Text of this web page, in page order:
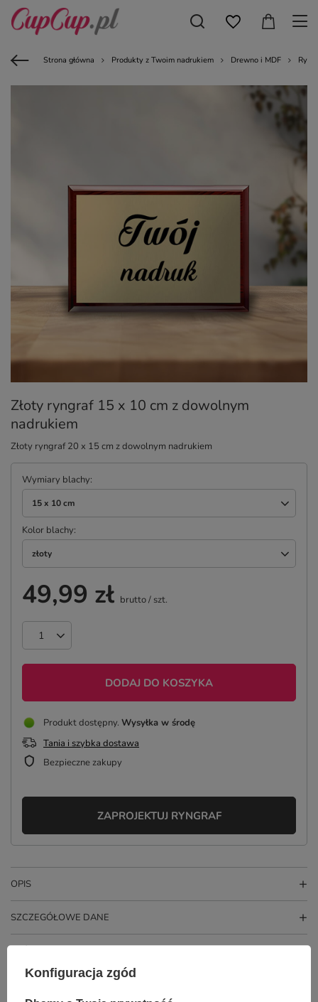
Strona główna Produkty z Twoim nadrukiem Drewno i MDF
Złoty ryngraf 15 x 10 cm z dowolnym
nadrukiem
Złoty ryngraf 20 x 15 cm z dowolnym nadrukiem
Wymiary blachy
15 x 10 cm
Kolor blachy
złoty
49,99 zł brutto/ szt.
DODAJ DO KOSZYKA
Produkt dostępny Wysyłka w środę
Tania i szybka dostawa
Bezpieczne zakupy
ZAPROJEKTUJ RYNGRAF
OPIS
SZCZEGÓŁOWE DANE
Konfiguracja zgód